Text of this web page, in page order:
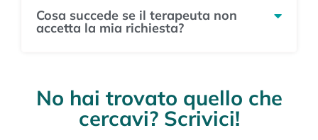
Cosa succede se il terapeuta non
accetta la mia richiesta?
No hai trovato quello che
cercavi? Scrivici!